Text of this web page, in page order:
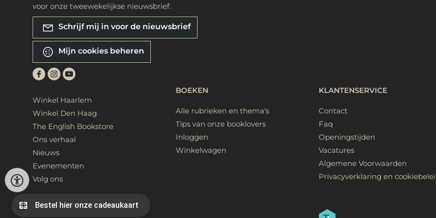
voor onze tweewekelijkse nieuwsbrief.
Schrijf mij in voor de nieuwsbrief
Mijn cookies beheren
Winkel Haarlem
Winkel Den Haag
The English Bookstore
Ons verhaal
Nieuws
Evenementen
Volg ons
BOEKEN
Alle rubrieken en thema's
Tips van onze booklovers
Inloggen
Winkelwagen
KLANTENSERVICE
Contact
Faq
Openingstijden
Vacatures
Algemene Voorwaarden
Privacyverklaring en